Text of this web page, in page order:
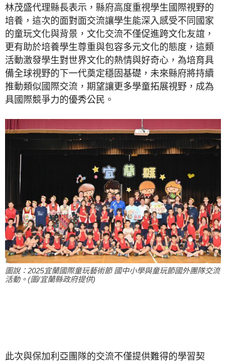
林茂盛代理縣長表示，縣府高度重視學生國際視野的
培養，這次的面對面交流讓學生能深入感受不同國家
的童玩文化與背景，文化交流不僅促進跨文化友誼，
更有助於培養學生尊重與包容多元文化的態度，這類
活動激發學生對世界文化的熱情與好奇心，為培育具
備全球視野的下一代奠定穩固基礎，未來縣府將持續
推動類似國際交流，期望讓更多學童拓展視野，成為
具國際競爭力的優秀公民。
圖說：2025宜蘭國際童玩藝術節 國中小學與童玩節國外團隊交流
活動。(圖/宜蘭縣政府提供)
此次與保加利亞團隊的交流不僅提供難得的學習契